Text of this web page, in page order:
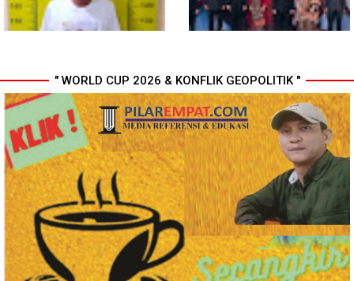
Polresta Deli Serdang Bekuk
Dua orang Pengedar Narkoba
di Pagar Merbau
Perkuat Kinerja Organisasi dan
Pengembangan Karier, OJK
Lantik Pejabat Baru
" WORLD CUP 2026 & KONFLIK GEOPOLITIK "